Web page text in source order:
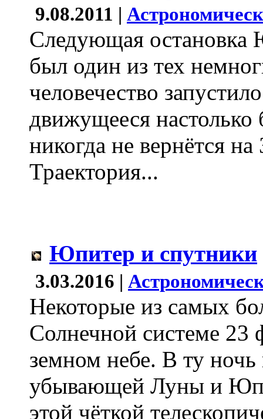
9.08.2011 |
Следующая остановка
был один из тех
человечество
движущееся
никогда не вернётся
Траектория...
Юпитер и спутники
3.03.2016 |
Некоторые из самых
Солнечной системе 23
земном небе. В ту ночь
убывающей Луны и
этой чёткой